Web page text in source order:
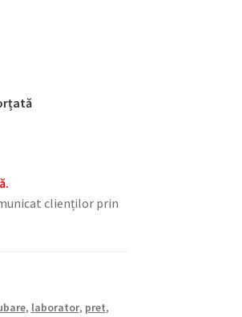
clienților prin
, laborator, pret,